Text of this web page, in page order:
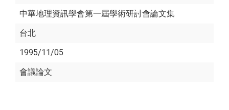
中華地理資訊學會第一屆學術研討會論文集
台北
1995/11/05
會議論文